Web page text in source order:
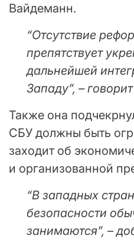
Вайдеманн.
“Отсутствие
препятствует
дальнейшей
Западу”, –
Также она
СБУ должны быть
заходит об
и организованной
“В западных
безопасности
занимаются”, –